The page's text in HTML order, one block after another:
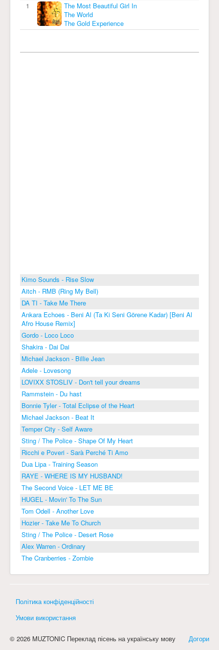
1
The Most Beautiful Girl In
The World
The Gold Experience
Kimo Sounds - Rise Slow
Aitch - RMB (Ring My Bell)
DA TI - Take Me There
Ankara Echoes - Beni Al (Ta Ki Seni Görene Kadar) [Beni Al
Afro House Remix]
Gordo - Loco Loco
Shakira - Dai Dai
Michael Jackson - Billie Jean
Adele - Lovesong
LOVIXX STOSLIV - Don't tell your dreams
Rammstein - Du hast
Bonnie Tyler - Total Eclipse of the Heart
Michael Jackson - Beat It
Temper City - Self Aware
Sting / The Police - Shape Of My Heart
Ricchi e Poveri - Sarà Perché Ti Amo
Dua Lipa - Training Season
RAYE - WHERE IS MY HUSBAND!
The Second Voice - LET ME BE
HUGEL - Movin' To The Sun
Tom Odell - Another Love
Hozier - Take Me To Church
Sting / The Police - Desert Rose
Alex Warren - Ordinary
The Cranberries - Zombie
Політика конфіденційності
Умови використання
Догори
© 2026 MUZTONIC Переклад пісень на українську мову